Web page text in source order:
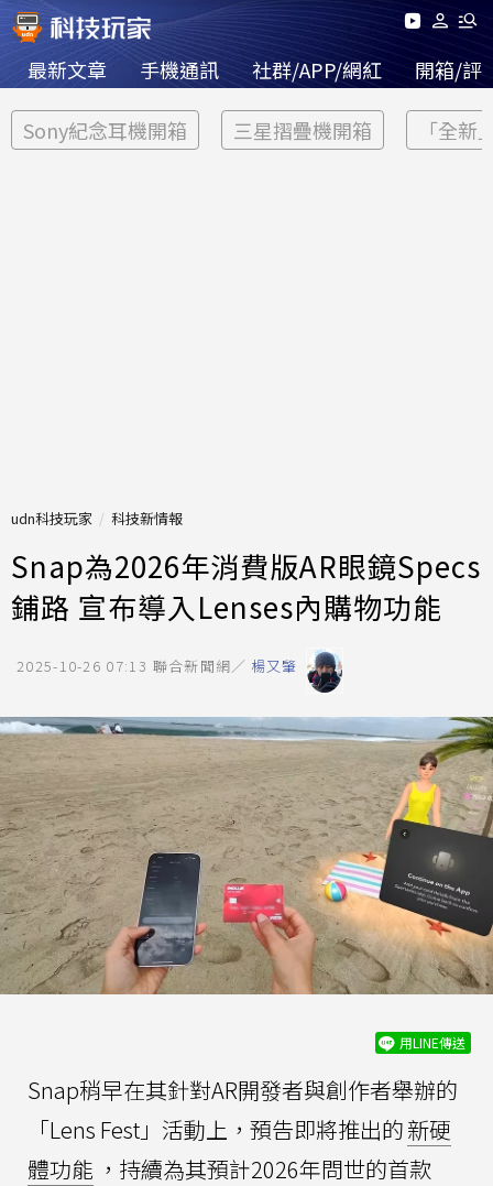
最新文章 手機通訊 社群/APP/網紅 開箱/評
Sony紀念耳機開箱 三星摺疊機開箱 「全新
udn科技玩家 科技新情報
Snap為2026年消費版AR眼鏡Specs
鋪路 宣布導入Lenses內購物功能
2025-10-26 07:13 聯合新聞網／ 楊又肇
用LINE傳送
Snap稍早在其針對AR開發者與創作者舉辦的
「Lens Fest」活動上，預告即將推出的新硬
體功能 ，持續為其預計2026年問世的首款